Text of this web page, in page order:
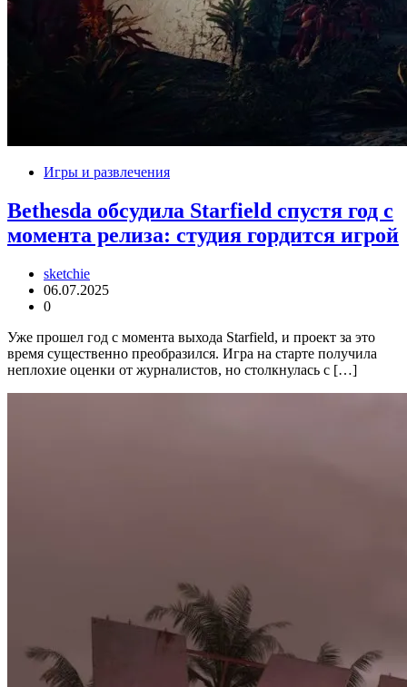
Игры и развлечения
Bethesda обсудила Starfield спустя год с
момента релиза: студия гордится игрой
sketchie
06.07.2025
0
Уже прошел год с момента выхода Starfield, и проект за это
время существенно преобразился. Игра на старте получила
неплохие оценки от журналистов, но столкнулась с […]